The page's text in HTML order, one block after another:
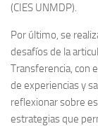
(CIES UNMDP).
Por último, se
desafíos de la
Transferencia, con
de experiencias y
reflexionar sobre
estrategias que